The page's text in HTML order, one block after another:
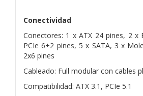
Conectividad
Conectores: 1 x ATX 24 pines, 2 x
PCIe 6+2 pines, 5 x SATA, 3 x
2x6 pines
Cableado: Full modular con cables
Compatibilidad: ATX 3.1, PCIe 5.1